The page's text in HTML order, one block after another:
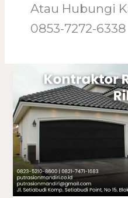
Atau Hubungi
0853-7272-6338
Rumah
Tanpa
Ribet